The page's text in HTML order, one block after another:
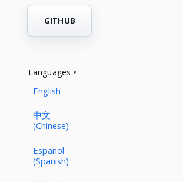
GITHUB
Languages
English
中文
(Chinese)
Español
(Spanish)